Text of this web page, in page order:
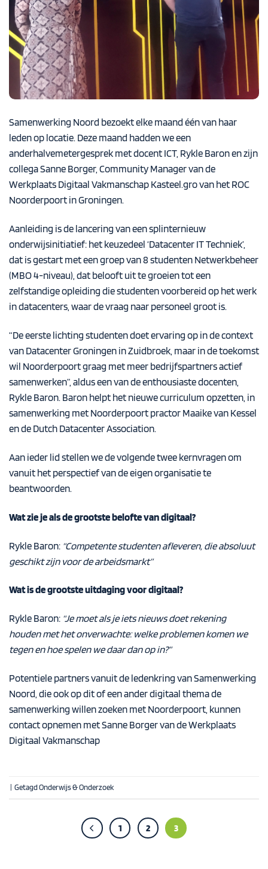
Samenwerking Noord bezoekt elke maand één van haar
leden op locatie. Deze maand hadden we een
anderhalvemetergesprek met docent ICT, Rykle Baron en zijn
collega Sanne Borger, Community Manager van de
Werkplaats Digitaal Vakmanschap Kasteel.gro van het ROC
Noorderpoort in Groningen.
Aanleiding is de lancering van een splinternieuw
onderwijsinitiatief: het keuzedeel ‘Datacenter IT Techniek’,
dat is gestart met een groep van 8 studenten Netwerkbeheer
(MBO 4-niveau), dat belooft uit te groeien tot een
zelfstandige opleiding die studenten voorbereid op het werk
in datacenters, waar de vraag naar personeel groot is.
“De eerste lichting studenten doet ervaring op in de context
van Datacenter Groningen in Zuidbroek, maar in de toekomst
wil Noorderpoort graag met meer bedrijfspartners actief
samenwerken”, aldus een van de enthousiaste docenten,
Rykle Baron. Baron helpt het nieuwe curriculum opzetten, in
samenwerking met Noorderpoort practor Maaike van Kessel
en de Dutch Datacenter Association.
Aan ieder lid stellen we de volgende twee kernvragen om
vanuit het perspectief van de eigen organisatie te
beantwoorden.
Wat zie je als de grootste belofte van digitaal?
Rykle Baron: “Competente studenten afleveren, die absoluut
geschikt zijn voor de arbeidsmarkt”
Wat is de grootste uitdaging voor digitaal?
Rykle Baron: “Je moet als je iets nieuws doet rekening
houden met het onverwachte: welke problemen komen we
tegen en hoe spelen we daar dan op in?”
Potentiele partners vanuit de ledenkring van Samenwerking
Noord, die ook op dit of een ander digitaal thema de
samenwerking willen zoeken met Noorderpoort, kunnen
contact opnemen met Sanne Borger van deWerkplaats
Digitaal Vakmanschap
| GetagdOnderwijs & Onderzoek
1 2 3